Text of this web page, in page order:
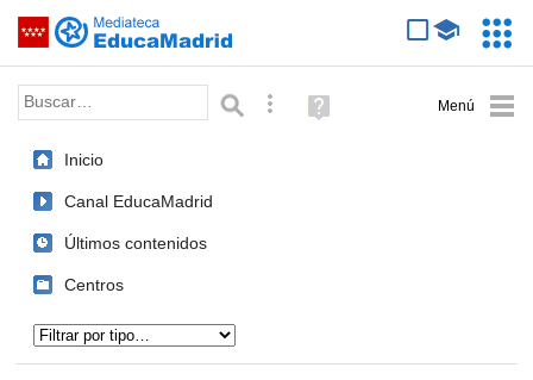
Saltar navegación
Palabra o frase: Búsqueda avanzada
Ayuda
(en
Inicio
Canal EducaMadrid
Últimos contenidos
Centros